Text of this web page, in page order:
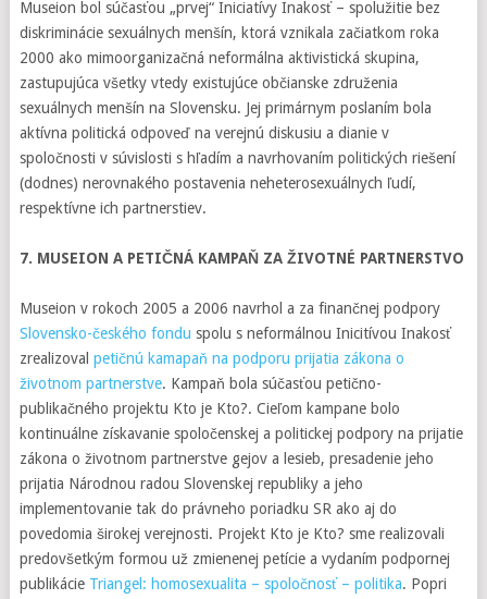
Museion bol súčasťou „prvej“ Iniciatívy Inakosť – spolužitie bez
diskriminácie sexuálnych menšín, ktorá vznikala začiatkom roka
2000 ako mimoorganizačná neformálna aktivistická skupina,
zastupujúca všetky vtedy existujúce občianske združenia
sexuálnych menšín na Slovensku. Jej primárnym poslaním bola
aktívna politická odpoveď na verejnú diskusiu a dianie v
spoločnosti v súvislosti s hľadím a navrhovaním politických riešení
(dodnes) nerovnakého postavenia neheterosexuálnych ľudí,
respektívne ich partnerstiev.
7. MUSEION A PETIČNÁ KAMPAŇ ZA ŽIVOTNÉ PARTNERSTVO
Museion v rokoch 2005 a 2006 navrhol a za finančnej podpory
Slovensko-českého fondu spolu s neformálnou Inicitívou Inakosť
zrealizoval petičnú kamapaň na podporu prijatia zákona o
životnom partnerstve. Kampaň bola súčasťou petično-
publikačného projektu Kto je Kto?. Cieľom kampane bolo
kontinuálne získavanie spoločenskej a politickej podpory na prijatie
zákona o životnom partnerstve gejov a lesieb, presadenie jeho
prijatia Národnou radou Slovenskej republiky a jeho
implementovanie tak do právneho poriadku SR ako aj do
povedomia širokej verejnosti. Projekt Kto je Kto? sme realizovali
predovšetkým formou už zmienenej petície a vydaním podpornej
publikácie Triangel: homosexualita – spoločnosť – politika. Popri